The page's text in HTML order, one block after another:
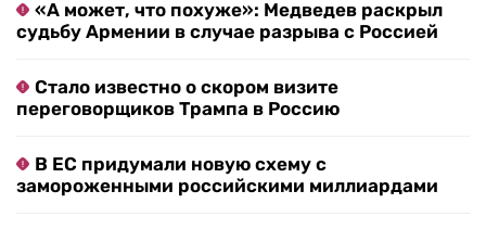
«А может, что похуже»: Медведев раскрыл
судьбу Армении в случае разрыва с Россией
Стало известно о скором визите
переговорщиков Трампа в Россию
В ЕС придумали новую схему с
замороженными российскими миллиардами